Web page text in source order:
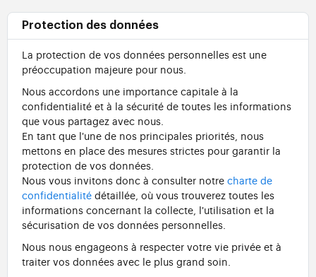
Protection des données
La protection de vos données personnelles est une
préoccupation majeure pour nous.
Nous accordons une importance capitale à la
confidentialité et à la sécurité de toutes les informations
que vous partagez avec nous.
En tant que l'une de nos principales priorités, nous
mettons en place des mesures strictes pour garantir la
protection de vos données.
Nous vous invitons donc à consulter notre charte de
confidentialité détaillée, où vous trouverez toutes les
informations concernant la collecte, l'utilisation et la
sécurisation de vos données personnelles.
Nous nous engageons à respecter votre vie privée et à
traiter vos données avec le plus grand soin.